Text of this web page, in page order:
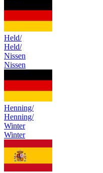
Held/
Held/
Nissen
Nissen
Henning/
Henning/
Winter
Winter